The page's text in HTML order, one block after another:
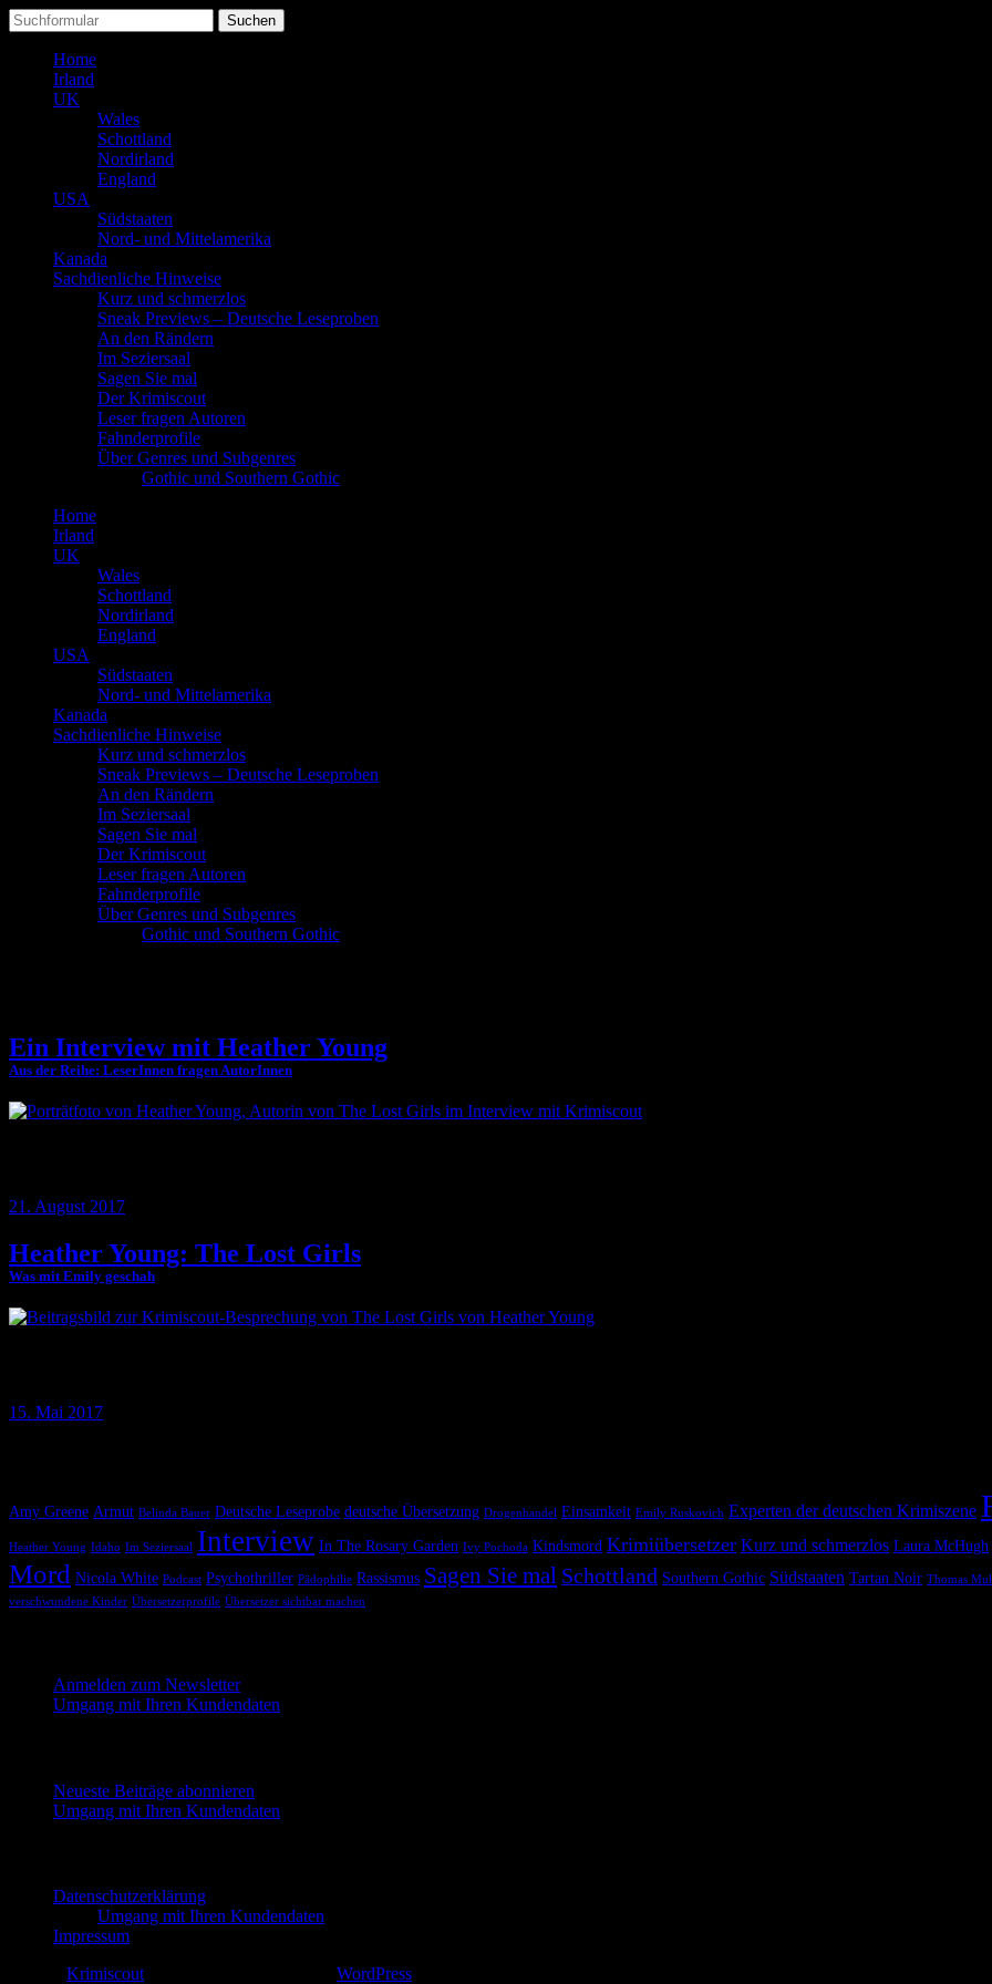
Suchen
nach:
Home
Irland
UK
Wales
Schottland
Nordirland
England
USA
Südstaaten
Nord- und Mittelamerika
Kanada
Sachdienliche Hinweise
Kurz und schmerzlos
Sneak Previews – Deutsche Leseproben
An den Rändern
Im Seziersaal
Sagen Sie mal
Der Krimiscout
Leser fragen Autoren
Fahnderprofile
Über Genres und Subgenres
Gothic und Southern Gothic
Home
Irland
UK
Wales
Schottland
Nordirland
England
USA
Südstaaten
Nord- und Mittelamerika
Kanada
Sachdienliche Hinweise
Kurz und schmerzlos
Sneak Previews – Deutsche Leseproben
An den Rändern
Im Seziersaal
Sagen Sie mal
Der Krimiscout
Leser fragen Autoren
Fahnderprofile
Über Genres und Subgenres
Gothic und Southern Gothic
Ein Interview mit Heather Young
Aus der Reihe: LeserInnen fragen AutorInnen
21. August 2017
Heather Young: The Lost Girls
Was mit Emily geschah
15. Mai 2017
Amy Greene Armut Belinda Bauer Deutsche Leseprobe deutsche Übersetzung Drogenhandel Einsamkeit Emily Ruskovich Experten der deutschen Krimiszene
Heather Young Idaho Im Seziersaal Interview In The Rosary Garden Ivy Pochoda Kindsmord Krimiübersetzer Kurz und schmerzlos Laura McHugh
Mord Nicola White Podcast Psychothriller Pädophilie Rassismus Sagen Sie mal Schottland Southern Gothic Südstaaten Tartan Noir Thomas
verschwundene Kinder Übersetzerprofile Übersetzer sichtbar machen
Anmelden zum Newsletter
Umgang mit Ihren Kundendaten
Neueste Beiträge abonnieren
Umgang mit Ihren Kundendaten
Datenschutzerklärung
Umgang mit Ihren Kundendaten
Impressum
Krimiscout WordPress